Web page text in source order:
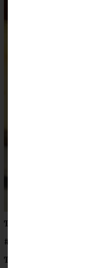
Teilnahmebedingungen
#ichwilldieblacktie
Teilnahmebedingen und